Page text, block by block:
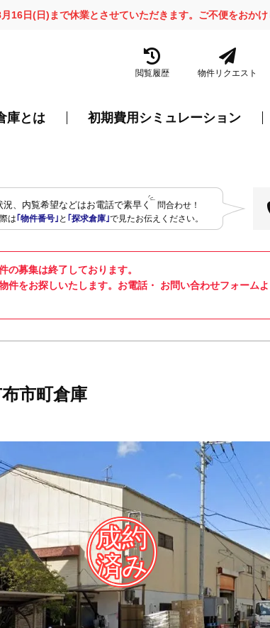
16日(日)まで休業とさせていただきます。ご不便をおかけ
閲覧履歴 物件リクエスト
庫とは 初期費用シミュレーション
、内覧希望などはお電話で素早く
問合わせ！
は｢物件番号｣ と ｢探求倉庫｣で見たお伝えください。
の募集は終了しております。
件をお探しいたします。お電話・ お問い合わせフォーム
市町倉庫